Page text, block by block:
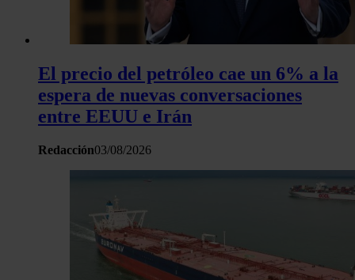
sitio web con nuestros partners de redes sociales,
análisis web, quienes pueden combinarla con otra
haya proporcionado o que hayan recopilado a partir del uso
hecho de sus servicios.
El precio del petróleo cae un 6% a la
espera de nuevas conversaciones
entre EEUU e Irán
Redacción03/08/2026